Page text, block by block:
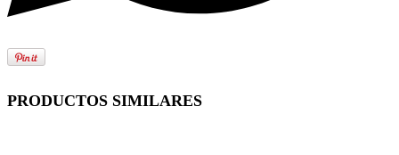
PRODUCTOS SIMILARES